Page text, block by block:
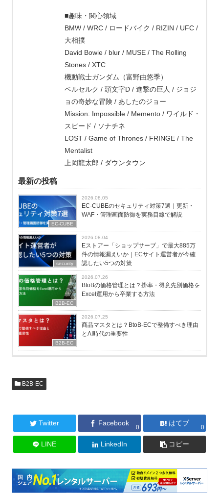
■趣味・関心領域
BMW / WRC / ロードバイク / RIZIN / UFC /
大相撲
David Bowie / blur / MUSE / The Rolling
Stones / XTC
機動戦士ガンダム（富野由悠季）
ベルセルク / 頭文字D / 進撃の巨人 / ジョジ
ョの奇妙な冒険 / あしたのジョー
Mission: Impossible / Memento / ワイルド・
スピード / ソナチネ
LOST / Game of Thrones / FRINGE / The
Mentalist
上岡龍太郎 / ダウンタウン
最新の投稿
EC-CUBE
2026.08.05
EC-CUBEのセキュリティ対策7選｜更新・
WAF・管理画面防御を実務目線で解説
security
2026.08.04
Eストアー「ショップサーブ」で最大885万
件の情報漏えいか｜ECサイト運営者が今確
認したい5つの対策
B2B-EC
2026.07.26
BtoBの価格管理とは？掛率・得意先別価格を
Excel運用から卒業する方法
B2B-EC
2026.07.25
商品マスタとは？BtoB-ECで整備すべき理由
とAI時代の重要性
B2B-EC
Twitter Facebook
0
はてブ
0
LINE LinkedIn コピー